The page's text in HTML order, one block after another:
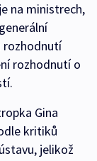
na ministrech,
rozhodnutí
rozhodnutí o
Gina
kritiků
jelikož